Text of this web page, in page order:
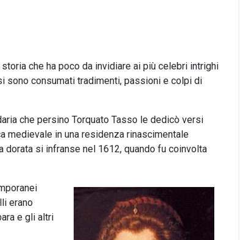
che ha poco da invidiare ai più celebri intrighi
sono consumati tradimenti, passioni e colpi di
che persino Torquato Tasso le dedicò versi
medievale in una residenza rinascimentale
dorata si infranse nel 1612, quando fu coinvolta
erano
e gli altri